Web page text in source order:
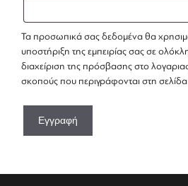
Τα προσωπικά σας δεδομένα θα
υποστήριξη της εμπειρίας σας σε
διαχείριση της πρόσβασης στο
σκοπούς που περιγράφονται στη σελίδα
Εγγραφή